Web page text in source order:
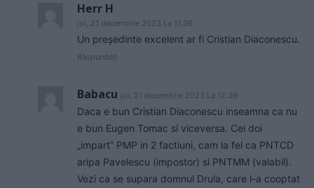
Herr H
joi, 21 decembrie 2023 La 11.36
Un președinte excelent ar fi Cristian Diaconescu.
Răspundeți
Babacu joi, 21 decembrie 2023 La 12.39
Daca e bun Cristian Diaconescu inseamna ca nu
e bun Eugen Tomac si viceversa. Cei doi
„impart” PMP in 2 factiuni, cam la fel ca PNTCD
aripa Pavelescu (impostor) si PNTMM (valabil).
Vezi ca se supara domnul Drula, care l-a cooptat